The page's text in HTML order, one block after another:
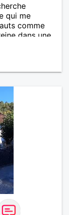
qui me
comme
dans une